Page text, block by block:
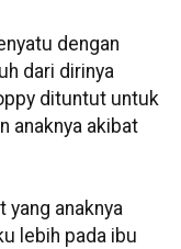
dengan
dari dirinya
dituntut untuk
anaknya akibat
yang anaknya
lebih pada ibu